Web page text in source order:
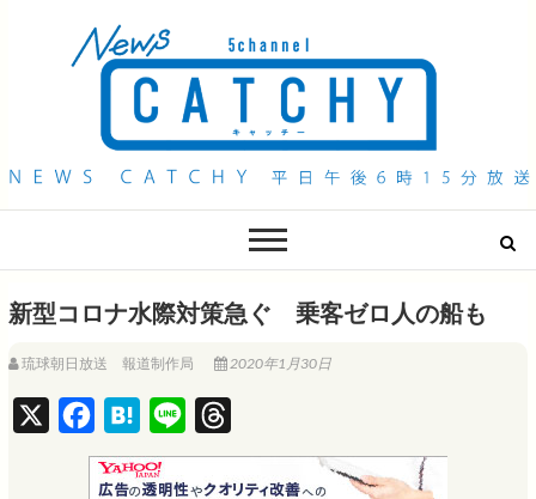
QAB NEWS Headline
新型コロナ水際対策急ぐ 乗客ゼロ人の船も
琉球朝日放送 報道制作局 2020年1月30日
a
c
H
a
t
i
n
h
r